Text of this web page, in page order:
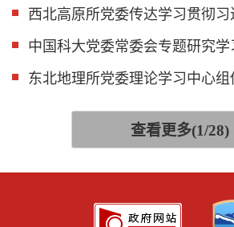
查看更多(1/28)